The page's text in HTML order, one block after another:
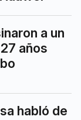
a un
años
habló de